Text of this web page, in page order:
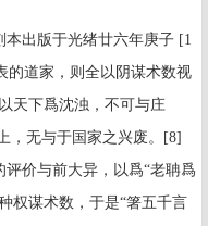
本出版于光绪廿六年庚子 [1
的道家，则全以阴谋术数视
天下爲沈浊，不可与庄
，无与于国家之兴废。
[8]
价与前大异，以爲“老聃爲
权谋术数，于是“箸五千言